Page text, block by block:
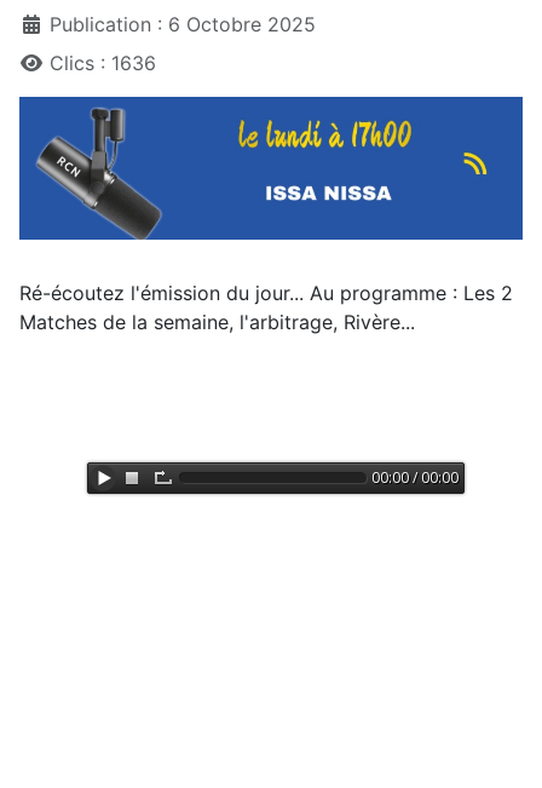
Publication : 6 Octobre 2025
Clics : 1636
Ré-écoutez l'émission du jour... Au programme : Les 2
Matches de la semaine, l'arbitrage, Rivère...